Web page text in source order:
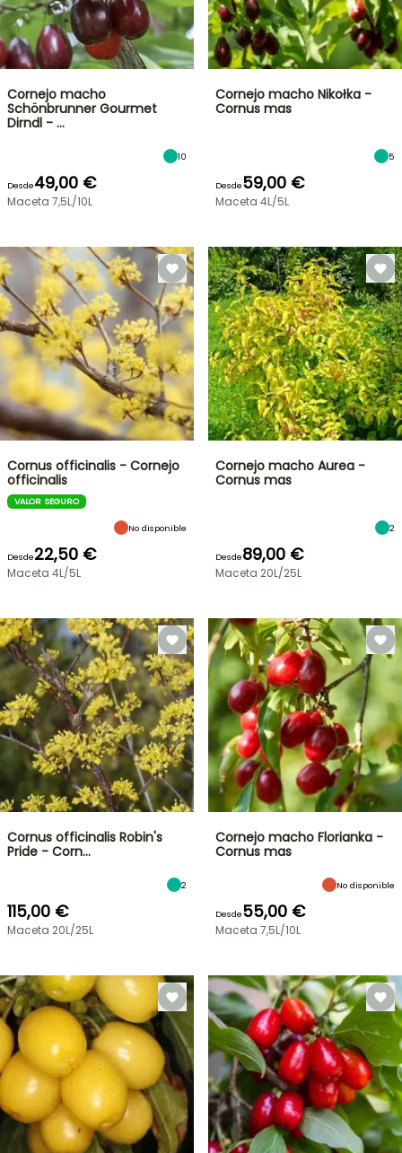
Cornejo macho
Schönbrunner Gourmet
Dirndl - …
10
Desde49,00 €
Maceta 7,5L/10L
Cornejo macho Nikołka -
Cornus mas
5
Desde59,00 €
Maceta 4L/5L
Cornus officinalis - Cornejo
officinalis
VALOR SEGURO
No disponible
Desde22,50 €
Maceta 4L/5L
Cornejo macho Aurea -
Cornus mas
2
Desde89,00 €
Maceta 20L/25L
Cornus officinalis Robin's
Pride - Corn…
2
115,00 €
Maceta 20L/25L
Cornejo macho Florianka -
Cornus mas
No disponible
Desde55,00 €
Maceta 7,5L/10L